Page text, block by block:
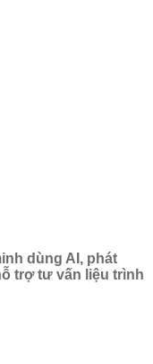
dùng AI, phát
trợ tư vấn liệu trình